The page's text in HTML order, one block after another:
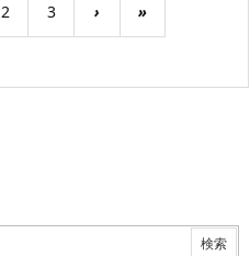
2 3 › »